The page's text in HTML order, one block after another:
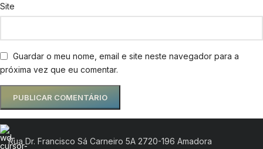
Site
Guardar o meu nome, email e site neste navegador para a
próxima vez que eu comentar.
Rua Dr. Francisco Sá Carneiro 5A 2720-196 Amadora